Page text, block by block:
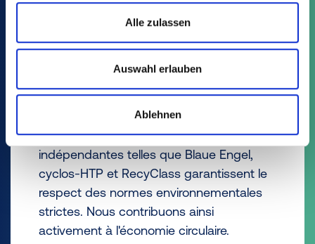
Alle zulassen
Auswahl erlauben
Ablehnen
matières premières pures et recyclables
qui n'introduisent pas de composants non
clients peuvent être assurés que nos
produits sont fabriqués à partir de ces
matériaux. Des certifications
indépendantes telles que Blaue Engel,
cyclos-HTP et RecyClass garantissent le
respect des normes environnementales
strictes. Nous contribuons ainsi
activement à l'économie circulaire.